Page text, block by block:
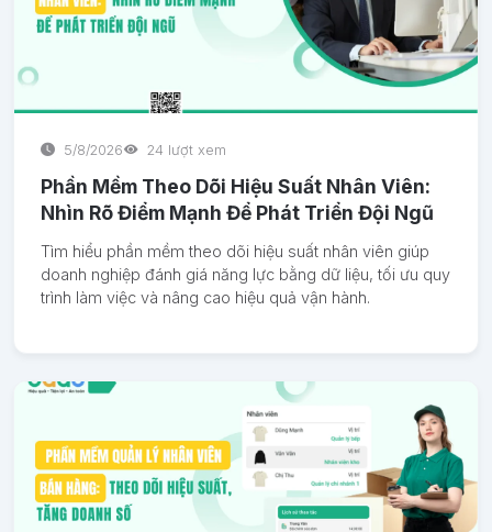
5/8/2026 24 lượt xem
Phần Mềm Theo Dõi Hiệu Suất Nhân Viên:
Nhìn Rõ Điểm Mạnh Để Phát Triển Đội Ngũ
Tìm hiểu phần mềm theo dõi hiệu suất nhân viên giúp
doanh nghiệp đánh giá năng lực bằng dữ liệu, tối ưu quy
trình làm việc và nâng cao hiệu quả vận hành.